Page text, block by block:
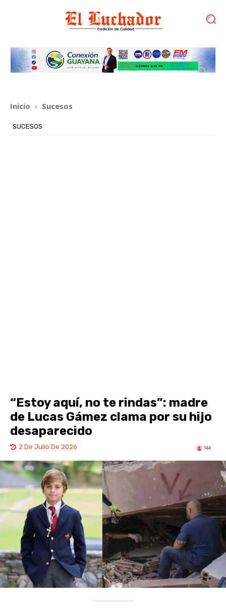
Inicio Sucesos
SUCESOS
“Estoy aquí, no te rindas”: madre
de Lucas Gámez clama por su hijo
desaparecido
2 De Julio De 2026 144